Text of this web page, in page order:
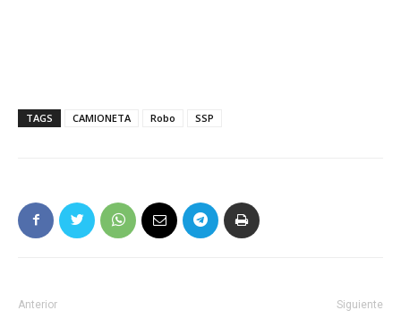
TAGS CAMIONETA Robo SSP
Anterior Siguiente